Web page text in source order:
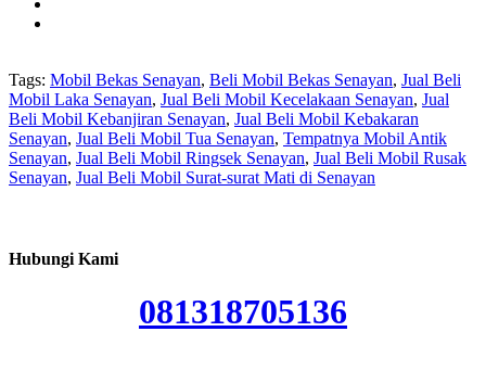
Tags: Mobil Bekas Senayan, Beli Mobil Bekas Senayan, Jual Beli
Mobil Laka Senayan, Jual Beli Mobil Kecelakaan Senayan, Jual
Beli Mobil Kebanjiran Senayan, Jual Beli Mobil Kebakaran
Senayan, Jual Beli Mobil Tua Senayan, Tempatnya Mobil Antik
Senayan, Jual Beli Mobil Ringsek Senayan, Jual Beli Mobil Rusak
Senayan, Jual Beli Mobil Surat-surat Mati di Senayan
Hubungi Kami
081318705136